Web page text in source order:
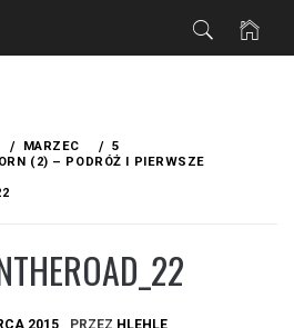
MARZEC
5
(2) – PODRÓŻ I PIERWSZE
2015 PRZEZ HLEHLE